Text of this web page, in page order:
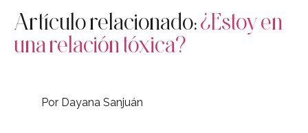
Artículo relacionado:¿Estoy en
una relación tóxica?
Por Dayana Sanjuán